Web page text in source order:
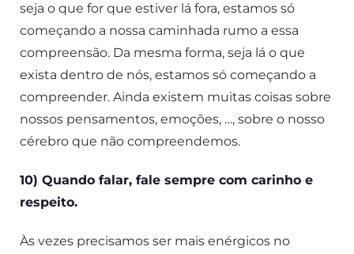
seja o que for que estiver lá fora, estamos só
começando a nossa caminhada rumo a essa
compreensão. Da mesma forma, seja lá o que
exista dentro de nós, estamos só começando a
compreender. Ainda existem muitas coisas sobre
nossos pensamentos, emoções, …, sobre o nosso
cérebro que não compreendemos.
10) Quando falar, fale sempre com carinho e
respeito.
Às vezes precisamos ser mais enérgicos no